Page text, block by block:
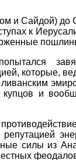
и Сайдой)
к
которые,
и
силы из